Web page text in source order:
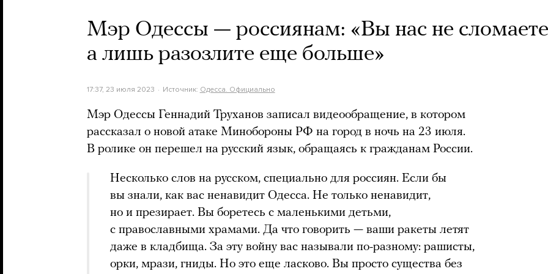
Мэр Одессы — россиянам: «Вы нас не
а лишь разозлите еще больше»
17:37, 23 июля 2023 Источник: Одесса. Официально
Мэр Одессы Геннадий Труханов записал видеообращение, в котором
рассказал о новой атаке Минобороны РФ на город в ночь на 23 июля.
В ролике он перешел на русский язык, обращаясь к гражданам России.
Несколько слов на русском, специально для россиян. Если бы
вы знали, как вас ненавидит Одесса. Не только ненавидит,
но и презирает. Вы боретесь с маленькими детьми,
с православными храмами. Да что говорить — ваши ракеты летят
даже в кладбища. За эту войну вас называли по-разному: рашисты,
орки, мрази, гниды. Но это еще ласково. Вы просто существа без